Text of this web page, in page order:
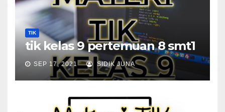
TIK
tik kelas 9 pertemuan 8 smt1
SEP 17, 2021 SIDIK JUNA